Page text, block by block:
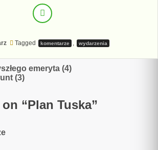
Tagged komentarze , wydarzenia
emeryta (4)
(3)
“Plan Tuska”